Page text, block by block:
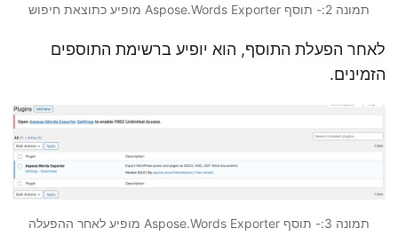
תמונה 2:- תוסף Aspose.Words Exporter מופיע כתוצאת חיפוש
לאחר הפעלת התוסף, הוא יופיע ברשימת התוספים
הזמינים.
תמונה 3:- תוסף Aspose.Words Exporter מופיע לאחר ההפעלה